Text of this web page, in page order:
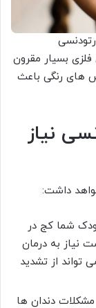
بسیار مقرون
های رنگی باعث
نیاز
داشت:
شما کج در
نیاز به درمان
تواند از تشدید
دندان ها